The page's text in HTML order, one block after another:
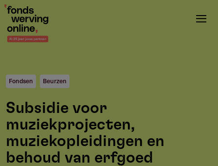
Overslaan
naar
de
gaan
Fondsen Beurzen
Subsidie voor
muziekprojecten,
muziekopleidingen en
behoud van erfgoed